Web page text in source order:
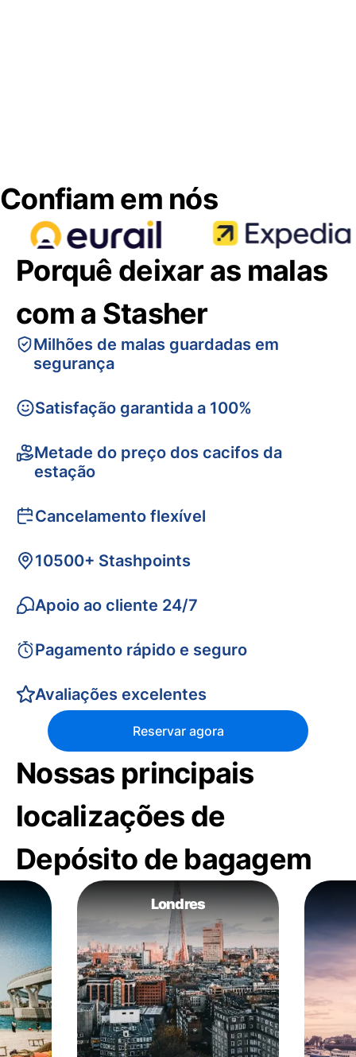
Confiam em nós
Porquê deixar as malas
com a Stasher
Milhões de malas guardadas em
segurança
Satisfação garantida a 100%
Metade do preço dos cacifos da
estação
Cancelamento flexível
10500+ Stashpoints
Apoio ao cliente 24/7
Pagamento rápido e seguro
Avaliações excelentes
Reservar agora
Nossas principais
localizações de
Depósito de bagagem
Londres